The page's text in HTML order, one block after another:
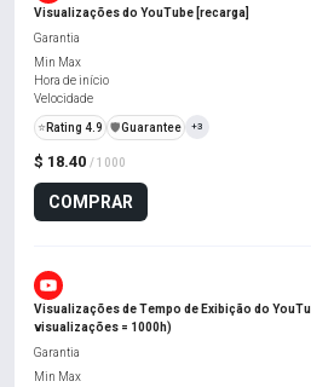
Visualizações do YouTube [recarga]
$ 18.40 / 1000
COMPRAR
Garantia
Min Max
Hora de início
Velocidade
⭐ Rating 4.9 ️🛡️Guarantee +3
Visualizações de Tempo de Exibição do
visualizações = 1000h)
Garantia
Min Max